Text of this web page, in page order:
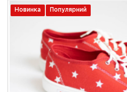
Новинка Популярний